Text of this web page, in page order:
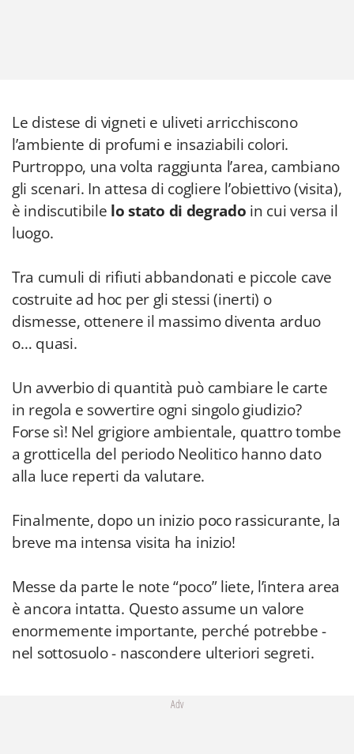
Le distese di vigneti e uliveti arricchiscono
l’ambiente di profumi e insaziabili colori.
Purtroppo, una volta raggiunta l’area, cambiano
gli scenari. In attesa di cogliere l’obiettivo (visita),
è indiscutibile lo stato di degrado in cui versa il
luogo.
Tra cumuli di rifiuti abbandonati e piccole cave
costruite ad hoc per gli stessi (inerti) o
dismesse, ottenere il massimo diventa arduo
o… quasi.
Un avverbio di quantità può cambiare le carte
in regola e sovvertire ogni singolo giudizio?
Forse sì! Nel grigiore ambientale, quattro tombe
a grotticella del periodo Neolitico hanno dato
alla luce reperti da valutare.
Finalmente, dopo un inizio poco rassicurante, la
breve ma intensa visita ha inizio!
Messe da parte le note “poco” liete, l’intera area
è ancora intatta. Questo assume un valore
enormemente importante, perché potrebbe -
nel sottosuolo - nascondere ulteriori segreti.
Adv